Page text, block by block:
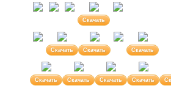
Скачать
Скачать Скачать Скачать
Скачать Скачать Скачать Скачать